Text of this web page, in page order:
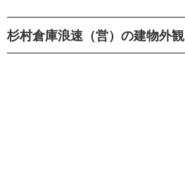
杉村倉庫浪速（営）の建物外観